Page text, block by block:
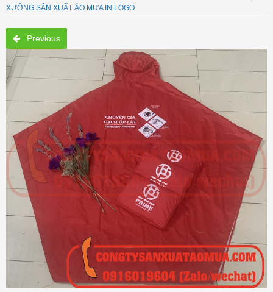
XƯỞNG SẢN XUẤT ÁO MƯA IN LOGO
Previous